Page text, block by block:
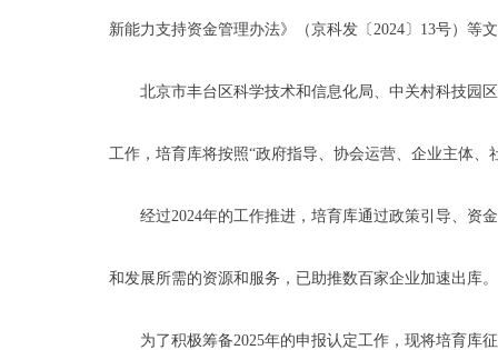
新能力支持资金管理办法》（京科发〔2024〕13号）
北京市丰台区科学技术和信息化局、中关村科技园
工作，培育库将按照“政府指导、协会运营、企业主体
经过2024年的工作推进，培育库通过政策引导、资
和发展所需的资源和服务，已助推数百家企业加速出库。
为了积极筹备2025年的申报认定工作，现将培育库